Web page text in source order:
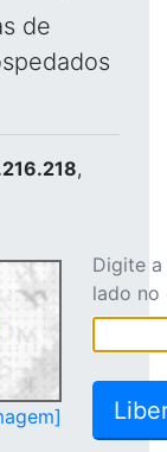
de
,
Digite
lado no